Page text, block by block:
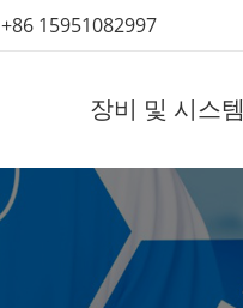
+86 15951082997
장비 및 시스템